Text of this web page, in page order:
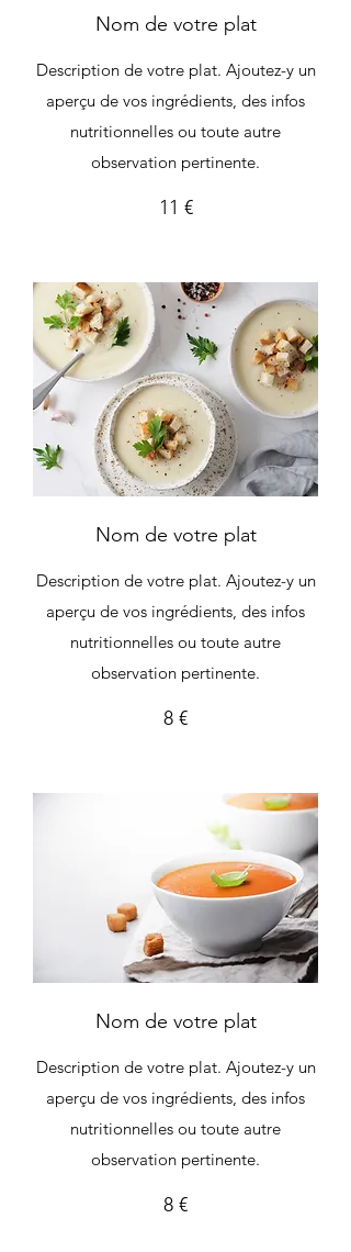
Nom de votre plat
Description de votre plat. Ajoutez-y un
aperçu de vos ingrédients, des infos
nutritionnelles ou toute autre
observation pertinente.
11 €
Nom de votre plat
Description de votre plat. Ajoutez-y un
aperçu de vos ingrédients, des infos
nutritionnelles ou toute autre
observation pertinente.
8 €
Nom de votre plat
Description de votre plat. Ajoutez-y un
aperçu de vos ingrédients, des infos
nutritionnelles ou toute autre
observation pertinente.
8 €